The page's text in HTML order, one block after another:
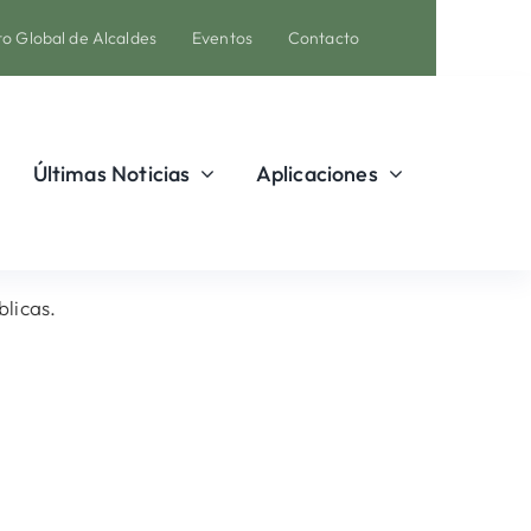
Global de Alcaldes Eventos Contacto
Últimas Noticias Aplicaciones